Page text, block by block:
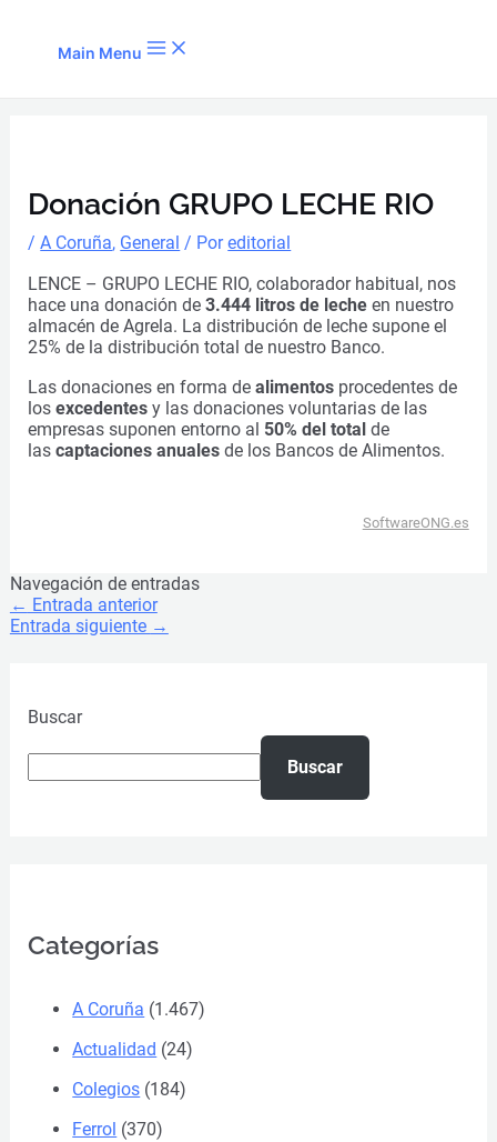
Main Menu
Donación GRUPO LECHE RIO
/A Coruña, General / Poreditorial
LENCE – GRUPO LECHE RIO, colaborador habitual, nos
hace una donación de3.444 litros de leche en nuestro
almacén de Agrela. La distribución de leche supone el
25% de la distribución total de nuestro Banco.
Las donaciones en forma dealimentos procedentes de
losexcedentes y las donaciones voluntarias de las
empresas suponen entorno al 50% del totalde
lascaptaciones anuales de los Bancos de Alimentos.
SoftwareONG.es
Navegación de entradas
← Entrada anterior
Entrada siguiente →
Buscar
Buscar
Categorías
A Coruña (1.467)
Actualidad (24)
Colegios (184)
Ferrol (370)